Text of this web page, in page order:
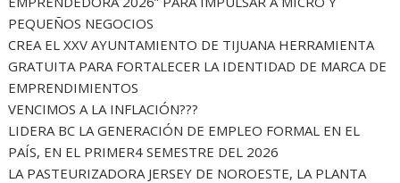
PEQUEÑOS NEGOCIOS
CREA EL XXV AYUNTAMIENTO DE TIJUANA HERRAMIENTA
GRATUITA PARA FORTALECER LA IDENTIDAD DE MARCA DE
EMPRENDIMIENTOS
VENCIMOS A LA INFLACIÓN???
LIDERA BC LA GENERACIÓN DE EMPLEO FORMAL EN EL
PAÍS, EN EL PRIMER4 SEMESTRE DEL 2026
LA PASTEURIZADORA JERSEY DE NOROESTE, LA PLANTA